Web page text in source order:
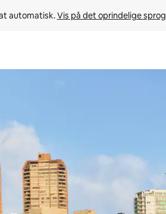
automatisk. Vis på det oprindelige sprog
se mere ved at trykke eller stryge.